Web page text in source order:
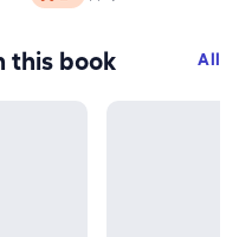
this book All